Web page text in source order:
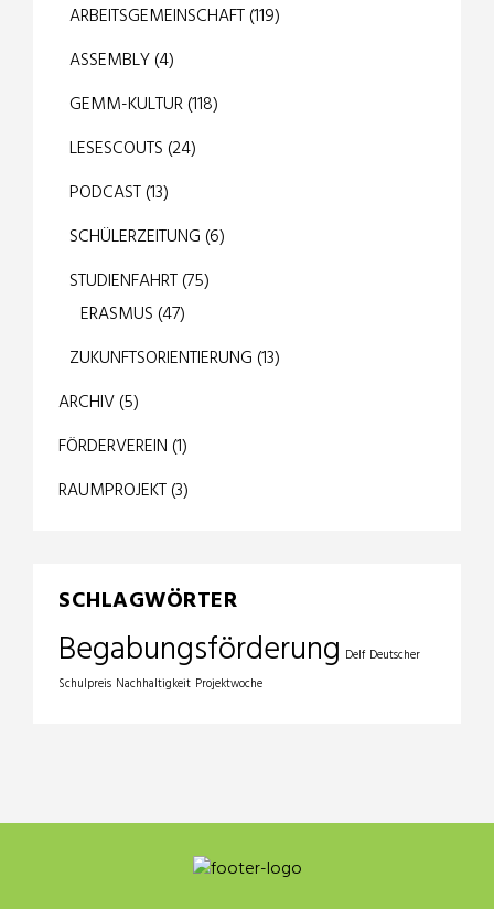
ARBEITSGEMEINSCHAFT(119)
ASSEMBLY(4)
GEMM-KULTUR(118)
LESESCOUTS (24)
PODCAST(13)
SCHÜLERZEITUNG (6)
STUDIENFAHRT(75)
ERASMUS (47)
ZUKUNFTSORIENTIERUNG (13)
ARCHIV(5)
FÖRDERVEREIN (1)
RAUMPROJEKT(3)
SCHLAGWÖRTER
Begabungsförderung Delf Deutscher
Schulpreis Nachhaltigkeit Projektwoche